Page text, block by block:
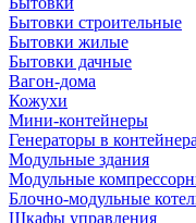
Бытовки строительные
Бытовки жилые
Бытовки дачные
Вагон-дома
Кожухи
Мини-контейнеры
Генераторы в
Модульные здания
Модульные
Блочно-модульные
Шкафы управления